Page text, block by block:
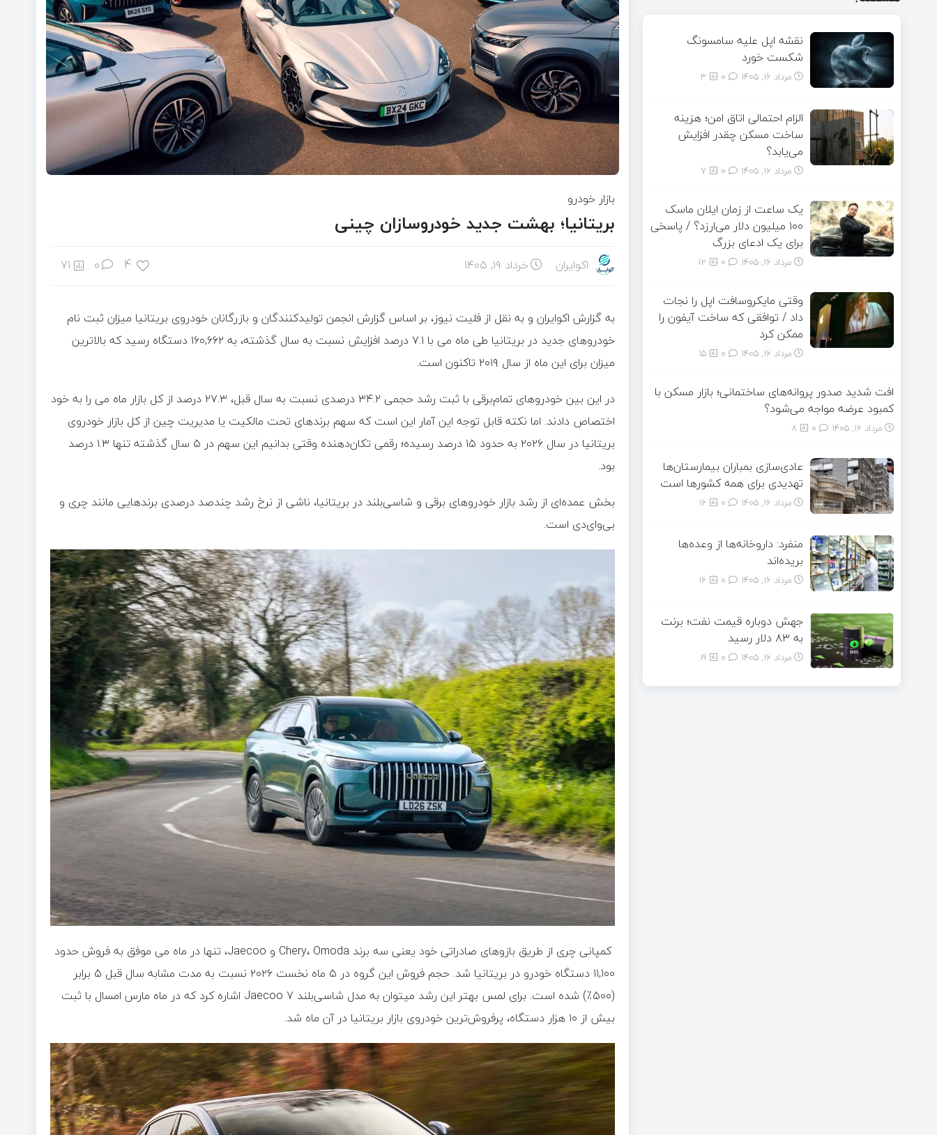
بازار خودرو
بریتانیا؛ بهشت جدید خودروسازان چینی
اکوایران خرداد ۱۹, ۱۴۰۵ 4
0
71
به گزارش اکوایران و به نقل از فلیت نیوز، بر اساس گزارش انجمن تولیدکنندگان و بازرگانان خودروی بریتانیا میزان ثبت نام
خودروهای جدید در بریتانیا طی ماه می با ۷.۱ درصد افزایش نسبت به سال گذشته، به ۱۶۰,۶۶۲ دستگاه رسید که بالاترین
میزان برای این ماه از سال ۲۰۱۹ تاکنون است.
در این بین خودروهای تمام‌برقی با ثبت رشد حجمی ۳۴.۲ درصدی نسبت به سال قبل، ۲۷.۳ درصد از کل بازار ماه می را به خود
اختصاص دادند. اما نکته قابل توجه این آمار این است که سهم برندهای تحت مالکیت یا مدیریت چین از کل بازار خودروی
بریتانیا در سال ۲۰۲۶ به حدود ۱۵ درصد رسیده؛ رقمی تکان‌دهنده وقتی بدانیم این سهم در ۵ سال گذشته تنها ۱.۳ درصد
بود.
بخش عمده‌ای از رشد بازار خودروهای برقی و شاسی‌بلند در بریتانیا، ناشی از نرخ رشد چندصد درصدی برندهایی مانند چری و
بی‌وای‌دی است.
کمپانی چری از طریق بازوهای صادراتی خود یعنی سه برند Chery، Omoda و Jaecoo، تنها در ماه می موفق به فروش حدود
۱۱,۱۰۰ دستگاه خودرو در بریتانیا شد. حجم فروش این گروه در ۵ ماه نخست ۲۰۲۶ نسبت به مدت مشابه سال قبل ۵ برابر
(۵۰۰٪) شده است. برای لمس بهتر این رشد میتوان به مدل شاسی‌بلند Jaecoo 7 اشاره کرد که در ماه مارس امسال با ثبت
بیش از ۱۰ هزار دستگاه، پرفروش‌ترین خودروی بازار بریتانیا در آن ماه شد.
نقشه اپل علیه سامسونگ
شکست خورد
مرداد ۱۶, ۱۴۰۵ 3
الزام احتمالی اتاق امن؛ هزینه
ساخت مسکن چقدر افزایش
می‌یابد؟
مرداد ۱۶, ۱۴۰۵ 7
یک ساعت از زمان ایلان ماسک
۱۰۰ میلیون دلار می‌ارزد؟ / پاسخی
برای یک ادعای بزرگ
مرداد ۱۶, ۱۴۰۵ 12
وقتی مایکروسافت اپل را نجات
داد / توافقی که ساخت آیفون را
ممکن کرد
مرداد ۱۶, ۱۴۰۵ 15
افت شدید صدور پروانه‌های ساختمانی؛ بازار مسکن با
کمبود عرضه مواجه می‌شود؟
مرداد ۱۶, ۱۴۰۵ 8
عادی‌سازی بمباران بیمارستان‌ها
تهدیدی برای همه کشورها است
مرداد ۱۶, ۱۴۰۵ 16
منفرد: داروخانه‌ها از وعده‌ها
بریده‌اند
مرداد ۱۶, ۱۴۰۵ 16
جهش دوباره قیمت نفت؛ برنت
به ۸۳ دلار رسید
مرداد ۱۶, ۱۴۰۵ 19